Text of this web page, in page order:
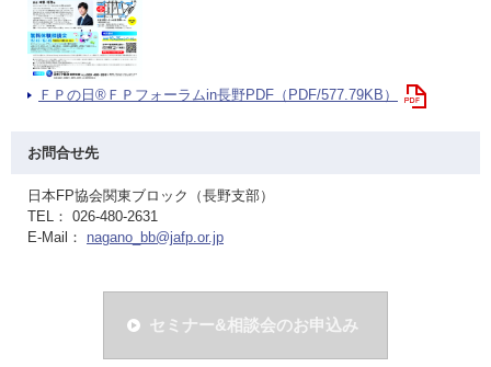
ＦＰの日®ＦＰフォーラムin長野PDF（PDF/577.79KB）
お問合せ先
日本FP協会関東ブロック（長野支部）
TEL： 026-480-2631
E-Mail： nagano_bb@jafp.or.jp
セミナー&相談会のお申込み